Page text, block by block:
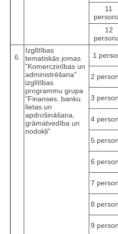
11
12
6.
Izglītības
tematiskās jomas
"Komerczinības un
administrēšana"
izglītības
programmu grupa
"Finanses, banku
lietas un
apdrošināšana,
grāmatvedība un
nodokļi"
1
2
3
4
5
6
7
8
9